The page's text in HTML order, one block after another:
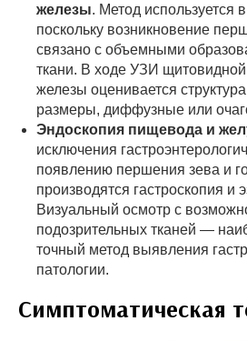
железы. Метод используется
поскольку возникновение
связано с объемными
ткани. В ходе УЗИ щитовидной
железы оценивается
размеры, диффузные или
Эндоскопия пищевода и
исключения
появлению першения зева и
производятся гастроскопия и
Визуальный осмотр с
подозрительных тканей —
точный метод выявления
патологии.
Симптоматическая